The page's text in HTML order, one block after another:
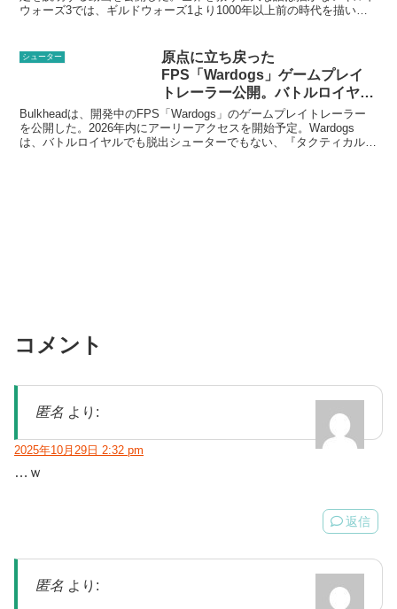
ウォーズ3では、ギルドウォーズ1より1000年以上前の時代を描いて
シューター
原点に立ち戻った
FPS「Wardogs」ゲームプレイ
トレーラー公開。バトルロイヤル
でも脱出でもないチーム対戦
Bulkheadは、開発中のFPS「Wardogs」のゲームプレイトレーラー
を公開した。2026年内にアーリーアクセスを開始予定。Wardogs
は、バトルロイヤルでも脱出シューターでもない、『タクティカル
コメント
匿名 より:
2025年10月29日 2:32 pm
…ｗ
返信
匿名 より: